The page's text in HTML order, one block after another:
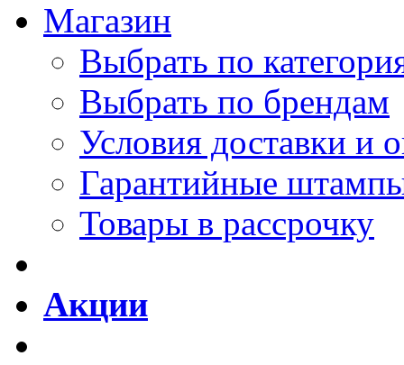
Магазин
Выбрать по
Выбрать по брендам
Условия доставки и
Гарантийные
Товары в рассрочку
Акции